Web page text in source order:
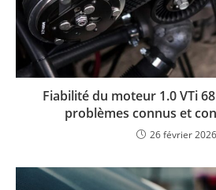
Fiabilité du moteur 1.0 VTi
problèmes connus et
26 février 2026